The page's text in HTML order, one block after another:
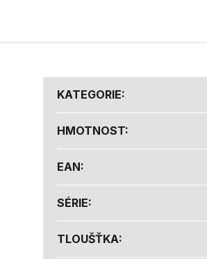
KATEGORIE:
HMOTNOST:
EAN:
SÉRIE:
TLOUŠŤKA: